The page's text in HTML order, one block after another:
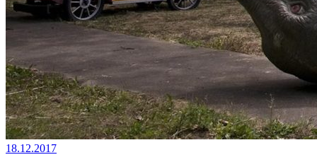
18.12.2017